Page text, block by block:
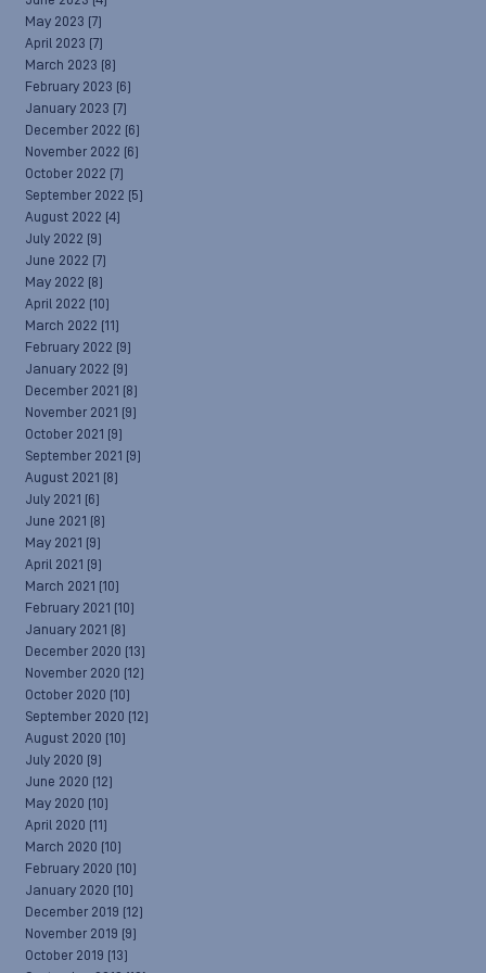
May 2023 (7)
April 2023 (7)
March 2023 (8)
February 2023 (6)
January 2023 (7)
December 2022 (6)
November 2022 (6)
October 2022 (7)
September 2022 (5)
August 2022 (4)
July 2022 (9)
June 2022 (7)
May 2022 (8)
April 2022 (10)
March 2022 (11)
February 2022 (9)
January 2022 (9)
December 2021 (8)
November 2021 (9)
October 2021 (9)
September 2021 (9)
August 2021 (8)
July 2021 (6)
June 2021 (8)
May 2021 (9)
April 2021 (9)
March 2021 (10)
February 2021 (10)
January 2021 (8)
December 2020 (13)
November 2020 (12)
October 2020 (10)
September 2020 (12)
August 2020 (10)
July 2020 (9)
June 2020 (12)
May 2020 (10)
April 2020 (11)
March 2020 (10)
February 2020 (10)
January 2020 (10)
December 2019 (12)
November 2019 (9)
October 2019 (13)